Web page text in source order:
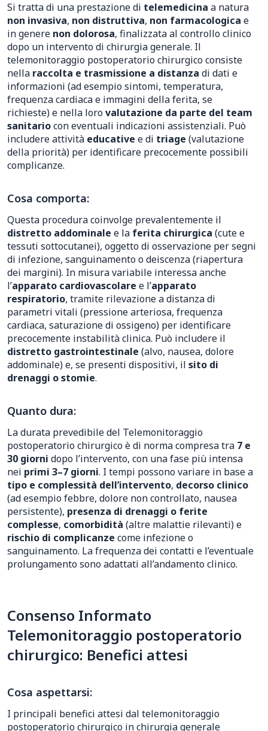
Si tratta di una prestazione di telemedicina a natura
non invasiva, non distruttiva, non farmacologica e
in genere non dolorosa, finalizzata al controllo clinico
dopo un intervento di chirurgia generale. Il
telemonitoraggio postoperatorio chirurgico consiste
nella raccolta e trasmissione a distanza di dati e
informazioni (ad esempio sintomi, temperatura,
frequenza cardiaca e immagini della ferita, se
richieste) e nella lorovalutazione da parte del team
sanitariocon eventuali indicazioni assistenziali. Può
includere attività educative e di triage (valutazione
della priorità) per identificare precocemente possibili
complicanze.
Cosa comporta:
Questa procedura coinvolge prevalentemente il
distretto addominale e la ferita chirurgica (cute e
tessuti sottocutanei), oggetto di osservazione per segni
di infezione, sanguinamento o deiscenza (riapertura
dei margini). In misura variabile interessa anche
l’apparato cardiovascolare e l’apparato
respiratorio, tramite rilevazione a distanza di
parametri vitali (pressione arteriosa, frequenza
cardiaca, saturazione di ossigeno) per identificare
precocemente instabilità clinica. Può includere il
distretto gastrointestinale (alvo, nausea, dolore
addominale) e, se presenti dispositivi, il sito di
drenaggi o stomie.
Quanto dura:
La durata prevedibile del Telemonitoraggio
postoperatorio chirurgico è di norma compresa tra 7 e
30 giorni dopo l’intervento, con una fase più intensa
nei primi 3–7 giorni. I tempi possono variare in base a
tipo e complessità dell’intervento, decorso clinico
(ad esempio febbre, dolore non controllato, nausea
persistente), presenza di drenaggi o ferite
complesse, comorbidità (altre malattie rilevanti) e
rischio di complicanze come infezione o
sanguinamento. La frequenza dei contatti e l’eventuale
prolungamento sono adattati all’andamento clinico.
Consenso Informato
Telemonitoraggio postoperatorio
chirurgico: Benefici attesi
Cosa aspettarsi:
I principali benefici attesi dal telemonitoraggio
postoperatorio chirurgico in chirurgia generale